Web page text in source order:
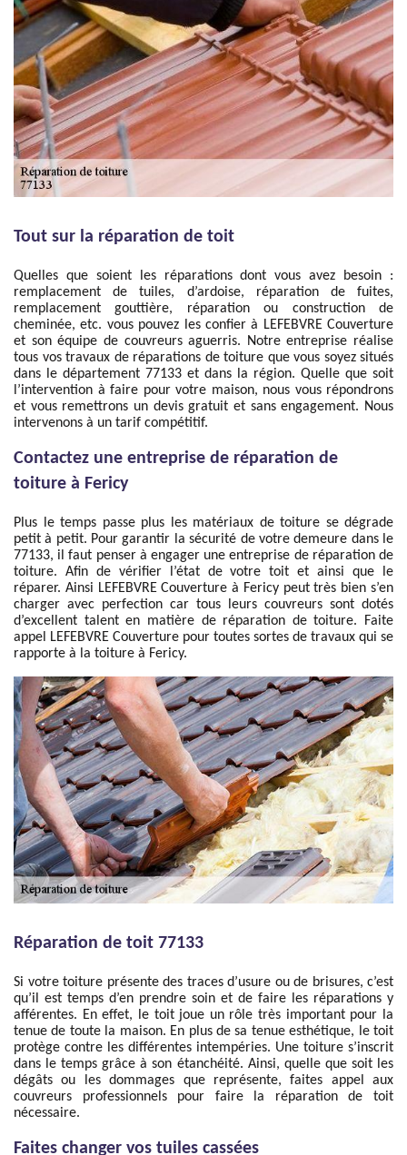
Tout sur la réparation de toit
Quelles que soient les réparations dont vous avez besoin :
remplacement de tuiles, d’ardoise, réparation de fuites,
remplacement gouttière, réparation ou construction de
cheminée, etc. vous pouvez les confier à LEFEBVRE Couverture
et son équipe de couvreurs aguerris. Notre entreprise réalise
tous vos travaux de réparations de toiture que vous soyez situés
dans le département 77133 et dans la région. Quelle que soit
l’intervention à faire pour votre maison, nous vous répondrons
et vous remettrons un devis gratuit et sans engagement. Nous
intervenons à un tarif compétitif.
Contactez une entreprise de réparation de
toiture à Fericy
Plus le temps passe plus les matériaux de toiture se dégrade
petit à petit. Pour garantir la sécurité de votre demeure dans le
77133, il faut penser à engager une entreprise de réparation de
toiture. Afin de vérifier l’état de votre toit et ainsi que le
réparer. Ainsi LEFEBVRE Couverture à Fericy peut très bien s’en
charger avec perfection car tous leurs couvreurs sont dotés
d’excellent talent en matière de réparation de toiture. Faite
appel LEFEBVRE Couverture pour toutes sortes de travaux qui se
rapporte à la toiture à Fericy.
Réparation de toit 77133
Si votre toiture présente des traces d’usure ou de brisures, c’est
qu’il est temps d’en prendre soin et de faire les réparations y
afférentes. En effet, le toit joue un rôle très important pour la
tenue de toute la maison. En plus de sa tenue esthétique, le toit
protège contre les différentes intempéries. Une toiture s’inscrit
dans le temps grâce à son étanchéité. Ainsi, quelle que soit les
dégâts ou les dommages que représente, faites appel aux
couvreurs professionnels pour faire la réparation de toit
nécessaire.
Faites changer vos tuiles cassées